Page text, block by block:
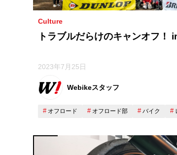
Culture
トラブルだらけのキャンオフ！
2023年7月25日
Webikeスタッフ
オフロード オフロード部 バイク